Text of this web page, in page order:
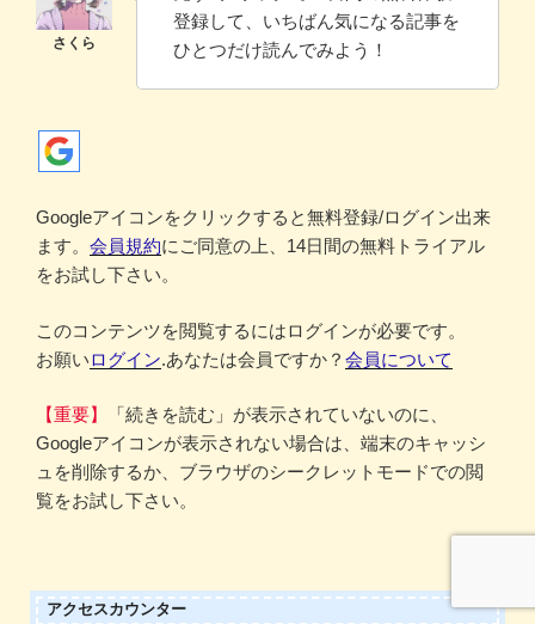
登録して、いちばん気になる記事を
ひとつだけ読んでみよう！
Googleアイコンをクリックすると無料登録/ログイン出来
ます。 会員規約にご同意の上、14日間の無料トライアル
をお試し下さい。
このコンテンツを閲覧するにはログインが必要です。
お願いログイン.あなたは会員ですか？ 会員について
【重要】
「続きを読む」が表示されていないのに、
Googleアイコンが表示されない場合は、端末のキャッシ
ュを削除するか、ブラウザのシークレットモードでの閲
覧をお試し下さい。
アクセスカウンター